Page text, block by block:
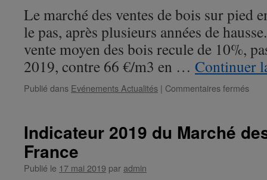
Le marché des ventes de bois sur pied
le pas, après plusieurs années de
vente moyen des bois recule de 10%,
2019, contre 66 €/m3 en … Continuer
Publié dans Evénements Actualités | Commentaires fermés
du
prix
Indicateur 2019 du Marché
France
Publié le 17 mai 2019 par admin